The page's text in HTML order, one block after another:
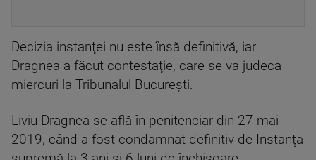
Decizia instanţei nu este însă definitivă, iar
Dragnea a făcut contestaţie, care se va judeca
miercuri la Tribunalul Bucureşti.
Liviu Dragnea se află în penitenciar din 27 mai
2019, când a fost condamnat definitiv de Instanţa